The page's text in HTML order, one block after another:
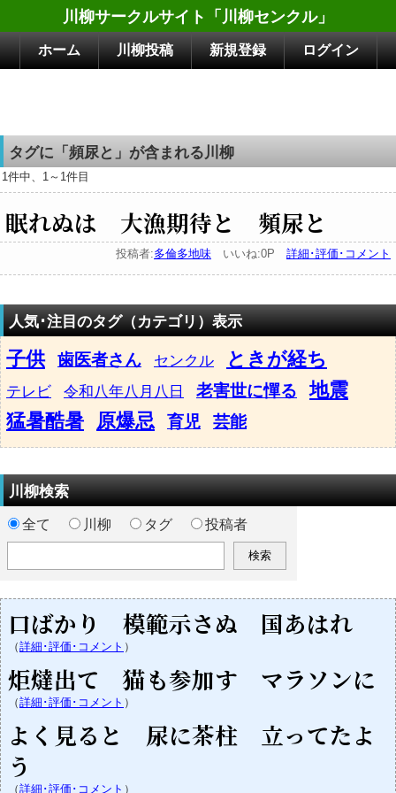
川柳サークルサイト「川柳センクル」
ホーム 川柳投稿 新規登録 ログイン
タグに「頻尿と」が含まれる川柳
1件中、1～1件目
眠れぬは 大漁期待と 頻尿と
投稿者:多倫多地味 いいね:0P 詳細･評価･コメント
人気･注目のタグ（カテゴリ）表示
子供 歯医者さん センクル ときが経ち
テレビ 令和八年八月八日 老害世に憚る
地震
猛暑酷暑 原爆忌 育児 芸能
川柳検索
全て 川柳 タグ 投稿者
口ばかり 模範示さぬ 国あはれ
（詳細･評価･コメント ）
炬燵出て 猫も参加す マラソンに
（詳細･評価･コメント ）
よく見ると 尿に茶柱 立ってたよ
う
（詳細･評価･コメント ）